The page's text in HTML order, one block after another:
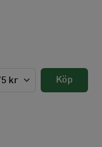
kr Köp